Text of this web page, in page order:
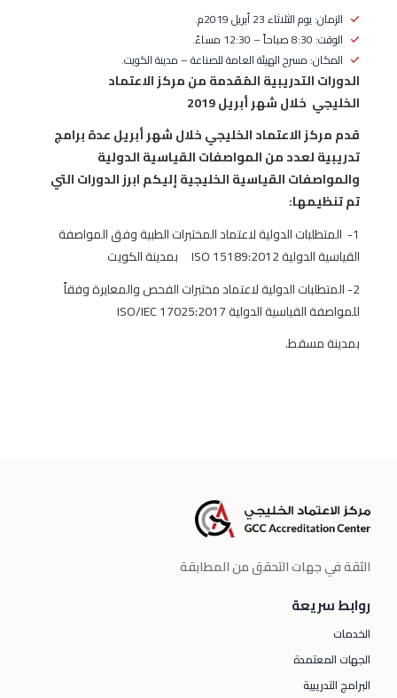
الزمان: يوم الثلاثاء 23 أبريل 2019م.
الوقت: 8:30 صباحاً – 12:30 مساءً.
المكان: مسرح الهيئة العامة للصناعة – مدينة الكويت.
الدورات التدريبية المُقدمة من مركز الاعتماد
الخليجي خلال شهر أبريل 2019
قدم مركز الاعتماد الخليجي خلال شهر أبريل عدة برامج
تدريبية لعدد من المواصفات القياسية الدولية
والمواصفات القياسية الخليجية إليكم ابرز الدورات التي
تم تنظيمها:
1- المتطلبات الدولية لاعتماد المختبرات الطبية وفق المواصفة
القياسية الدولية ISO 15189:2012 بمدينة الكويت
2- المتطلبات الدولية لاعتماد مختبرات الفحص والمعايرة وفقاً
للمواصفة القياسية الدولية ISO/IEC 17025:2017
بمدينة مسقط.
الثقة في جهات التحقق من المطابقة
روابط سريعة
الخدمات
الجهات المعتمدة
البرامج التدريبية